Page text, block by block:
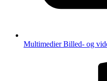
MultimedierBilled- og